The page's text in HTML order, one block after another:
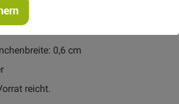
0,6 cm
reicht.